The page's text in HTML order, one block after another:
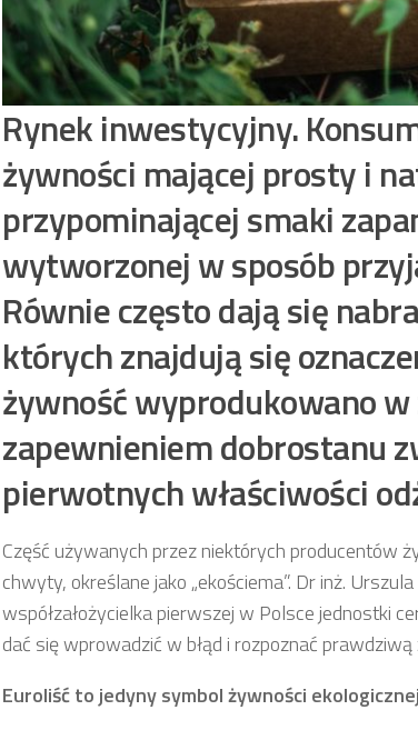
Rynek inwestycyjny.
żywności mającej prosty i
przypominającej smaki
wytworzonej w sposób
Równie często dają się
których znajdują się
żywność wyprodukowano
zapewnieniem dobrostanu
pierwotnych właściwości
Część używanych przez niektórych producentów
chwyty, określane jako „ekościema”. Dr inż.
współzałożycielka pierwszej w Polsce jednostki
dać się wprowadzić w błąd i rozpoznać
Euroliść to jedyny symbol żywności ekologicznej